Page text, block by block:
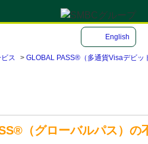
English
ス > GLOBAL PASS®（多通貨Visaデビッ
（グローバルパス）の